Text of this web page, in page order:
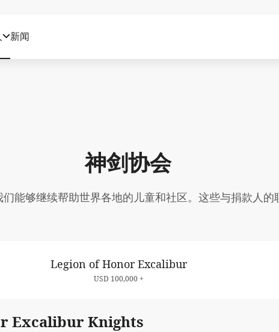
新闻
神剑协会
能够继续帮助世界各地的儿童和社区。这些与捐款人的
Legion of Honor Excalibur
USD 100,000 +
Excalibur Knights